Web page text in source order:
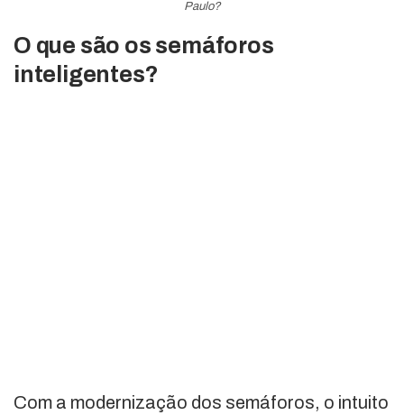
Paulo?
O que são os semáforos
inteligentes?
Com a modernização dos semáforos, o intuito